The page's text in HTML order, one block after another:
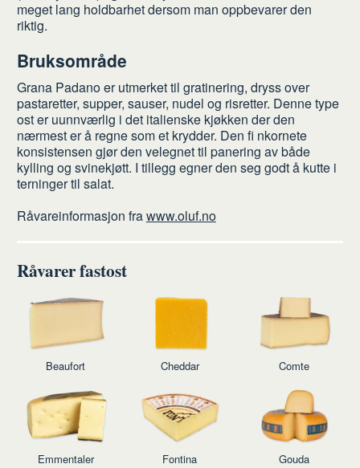
meget lang holdbarhet dersom man oppbevarer den
riktig.
Bruksområde
Grana Padano er utmerket til gratinering, dryss over
pastaretter, supper, sauser, nudel og risretter. Denne type
ost er uunnværlig i det italienske kjøkken der den
nærmest er å regne som et krydder. Den fi nkornete
konsistensen gjør den velegnet til panering av både
kylling og svinekjøtt. I tillegg egner den seg godt å kutte i
terninger til salat.
Råvareinformasjon frawww.oluf.no
Råvarer fastost
Beaufort Cheddar Comte
Emmentaler Fontina Gouda